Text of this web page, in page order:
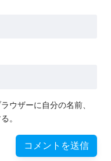
ウザーに自分の名前、
。